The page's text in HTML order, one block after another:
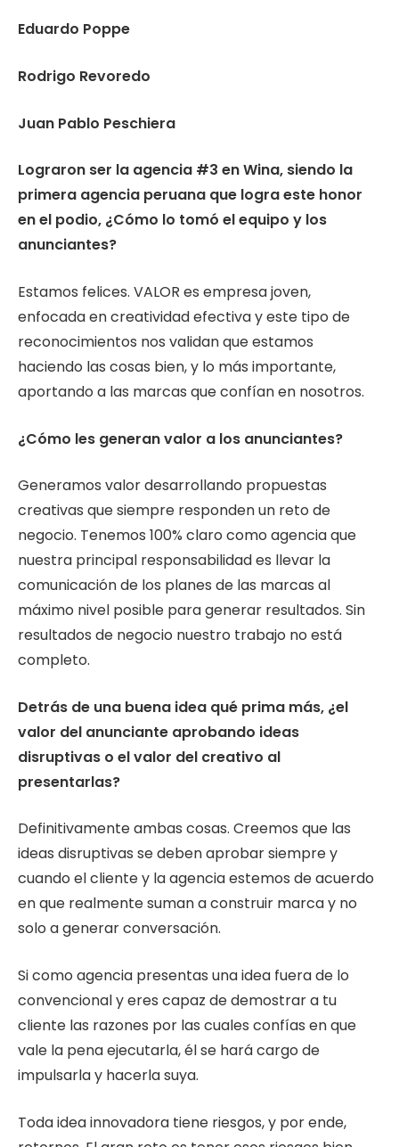
Eduardo Poppe
Rodrigo Revoredo
Juan Pablo Peschiera
Lograron ser la agencia #3 en Wina, siendo la
primera agencia peruana que logra este honor
en el podio, ¿Cómo lo tomó el equipo y los
anunciantes?
Estamos felices. VALOR es empresa joven,
enfocada en creatividad efectiva y este tipo de
reconocimientos nos validan que estamos
haciendo las cosas bien, y lo más importante,
aportando a las marcas que confían en nosotros.
¿Cómo les generan valor a los anunciantes?
Generamos valor desarrollando propuestas
creativas que siempre responden un reto de
negocio. Tenemos 100% claro como agencia que
nuestra principal responsabilidad es llevar la
comunicación de los planes de las marcas al
máximo nivel posible para generar resultados. Sin
resultados de negocio nuestro trabajo no está
completo.
Detrás de una buena idea qué prima más, ¿el
valor del anunciante aprobando ideas
disruptivas o el valor del creativo al
presentarlas?
Definitivamente ambas cosas. Creemos que las
ideas disruptivas se deben aprobar siempre y
cuando el cliente y la agencia estemos de acuerdo
en que realmente suman a construir marca y no
solo a generar conversación.
Si como agencia presentas una idea fuera de lo
convencional y eres capaz de demostrar a tu
cliente las razones por las cuales confías en que
vale la pena ejecutarla, él se hará cargo de
impulsarla y hacerla suya.
Toda idea innovadora tiene riesgos, y por ende,